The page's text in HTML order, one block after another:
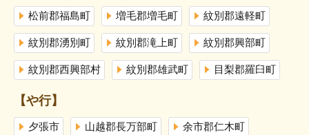
松前郡福島町 増毛郡増毛町 紋別郡遠軽町
紋別郡湧別町 紋別郡滝上町 紋別郡興部町
紋別郡西興部村 紋別郡雄武町 目梨郡羅臼町
【や行】
夕張市 山越郡長万部町 余市郡仁木町